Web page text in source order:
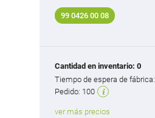
99 0426 00 08
Cantidad en inventario: 0
Tiempo de espera de fábrica:
Pedido: 100
ver más precios